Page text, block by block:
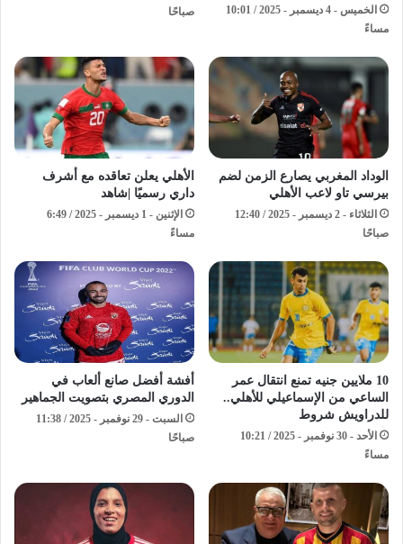
الخميس - 4 ديسمبر - 2025 / 10:01
مساءً
صباحًا
الوداد المغربي يصارع الزمن لضم
بيرسي تاو لاعب الأهلي
الثلاثاء - 2 ديسمبر - 2025 / 12:40
صباحًا
الأهلي يعلن تعاقده مع أشرف
داري رسميًا |شاهد
الإثنين - 1 ديسمبر - 2025 / 6:49
مساءً
10 ملايين جنيه تمنع انتقال عمر
الساعي من الإسماعيلي للأهلي..
للدراويش شروط
الأحد - 30 نوفمبر - 2025 / 10:21
مساءً
أفشة أفضل صانع ألعاب في
الدوري المصري بتصويت الجماهير
السبت - 29 نوفمبر - 2025 / 11:38
صباحًا